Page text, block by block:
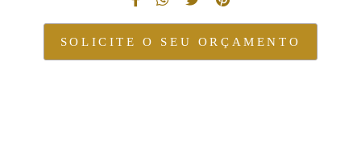
SOLICITE O SEU ORÇAMENTO